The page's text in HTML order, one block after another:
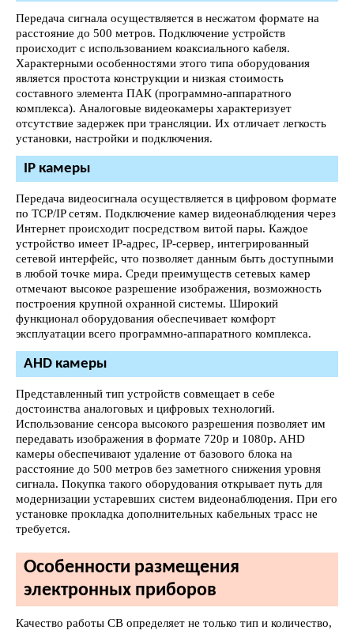
Передача сигнала осуществляется в несжатом формате на
расстояние до 500 метров. Подключение устройств
происходит с использованием коаксиального кабеля.
Характерными особенностями этого типа оборудования
является простота конструкции и низкая стоимость
составного элемента ПАК (программно-аппаратного
комплекса). Аналоговые видеокамеры характеризует
отсутствие задержек при трансляции. Их отличает легкость
установки, настройки и подключения.
IP камеры
Передача видеосигнала осуществляется в цифровом формате
по TCP/IP сетям. Подключение камер видеонаблюдения через
Интернет происходит посредством витой пары. Каждое
устройство имеет IP-адрес, IP-сервер, интегрированный
сетевой интерфейс, что позволяет данным быть доступными
в любой точке мира. Среди преимуществ сетевых камер
отмечают высокое разрешение изображения, возможность
построения крупной охранной системы. Широкий
функционал оборудования обеспечивает комфорт
эксплуатации всего программно-аппаратного комплекса.
AHD камеры
Представленный тип устройств совмещает в себе
достоинства аналоговых и цифровых технологий.
Использование сенсора высокого разрешения позволяет им
передавать изображения в формате 720р и 1080p. AHD
камеры обеспечивают удаление от базового блока на
расстояние до 500 метров без заметного снижения уровня
сигнала. Покупка такого оборудования открывает путь для
модернизации устаревших систем видеонаблюдения. При его
установке прокладка дополнительных кабельных трасс не
требуется.
Особенности размещения
электронных приборов
Качество работы СВ определяет не только тип и количество,